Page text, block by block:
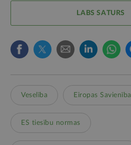
LABS SATURS
Veselība Eiropas Savienība
ES tiesību normas